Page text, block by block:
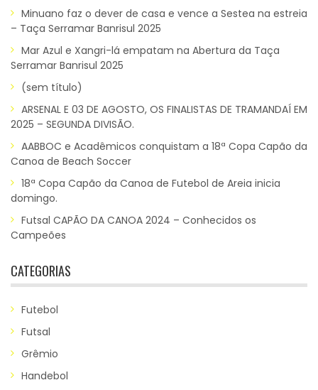
Minuano faz o dever de casa e vence a Sestea na estreia
– Taça Serramar Banrisul 2025
Mar Azul e Xangri-lá empatam na Abertura da Taça
Serramar Banrisul 2025
(sem título)
ARSENAL E 03 DE AGOSTO, OS FINALISTAS DE TRAMANDAÍ EM
2025 – SEGUNDA DIVISÃO.
AABBOC e Acadêmicos conquistam a 18ª Copa Capão da
Canoa de Beach Soccer
18ª Copa Capão da Canoa de Futebol de Areia inicia
domingo.
Futsal CAPÃO DA CANOA 2024 – Conhecidos os
Campeões
CATEGORIAS
Futebol
Futsal
Grêmio
Handebol